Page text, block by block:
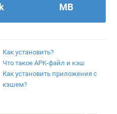
MB
Как установить?
Что такое APK-файл и кэш
Как установить приложения с
кэшем?